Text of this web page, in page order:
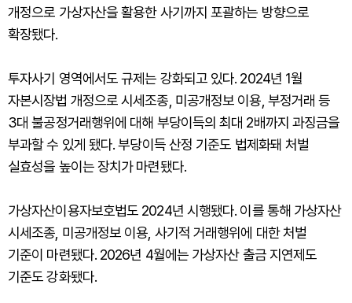
개정으로 가상자산을 활용한 사기까지 포괄하는 방향으로
확장됐다.
투자사기 영역에서도 규제는 강화되고 있다. 2024년 1월
자본시장법 개정으로 시세조종, 미공개정보 이용, 부정거래 등
3대 불공정거래행위에 대해 부당이득의 최대 2배까지 과징금을
부과할 수 있게 됐다. 부당이득 산정 기준도 법제화돼 처벌
실효성을 높이는 장치가 마련됐다.
가상자산이용자보호법도 2024년 시행됐다. 이를 통해 가상자산
시세조종, 미공개정보 이용, 사기적 거래행위에 대한 처벌
기준이 마련됐다. 2026년 4월에는 가상자산 출금 지연제도
기준도 강화됐다.